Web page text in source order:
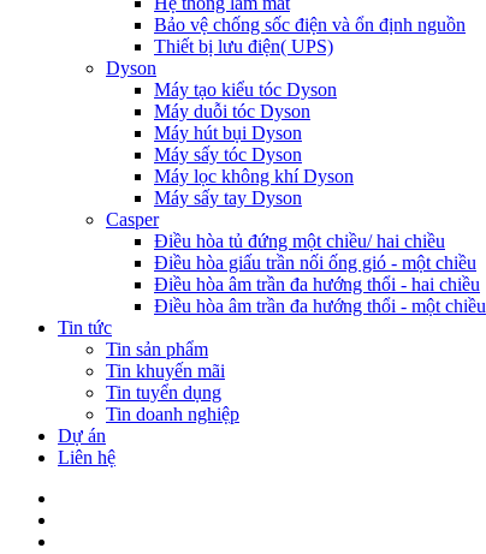
Bảo vệ chống sốc điện và ổn định nguồn
Thiết bị lưu điện( UPS)
Dyson
Máy tạo kiểu tóc Dyson
Máy duỗi tóc Dyson
Máy hút bụi Dyson
Máy sấy tóc Dyson
Máy lọc không khí Dyson
Máy sấy tay Dyson
Casper
Điều hòa tủ đứng một chiều/ hai chiều
Điều hòa giấu trần nối ống gió - một chiều
Điều hòa âm trần đa hướng thổi - hai chiều
Điều hòa âm trần đa hướng thổi - một chiều
Tin tức
Tin sản phẩm
Tin khuyến mãi
Tin tuyển dụng
Tin doanh nghiệp
Dự án
Liên hệ